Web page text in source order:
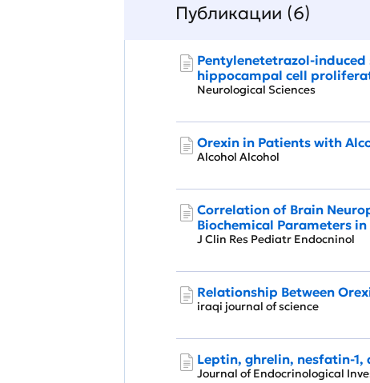
Публикации (6)
Pentylenetetrazol-
hippocampal cell
Neurological Sciences
Orexin in Patients with
Alcohol Alcohol
Correlation of Brain
Biochemical Parameters
J Clin Res Pediatr Endocninol
Relationship Between
iraqi journal of science
Leptin, ghrelin, nesfatin-
Journal of Endocrinological